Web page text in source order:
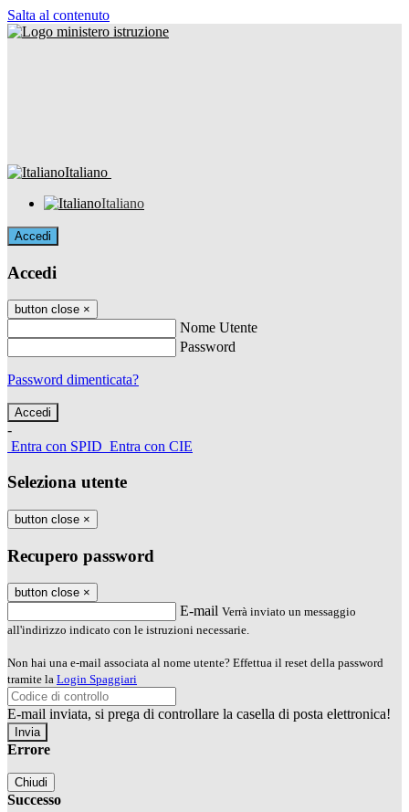
Salta al contenuto
Italiano
Italiano
Accedi
Accedi
button close ×
Nome Utente
Password
Password dimenticata?
-
Entra con SPID Entra con CIE
Seleziona utente
button close ×
Recupero password
button close ×
E-mail Verrà inviato un messaggio
all'indirizzo indicato con le istruzioni necessarie.
Non hai una e-mail associata al nome utente? Effettua il reset della password
tramite la Login Spaggiari
E-mail inviata, si prega di controllare la casella di posta elettronica!
Errore
Chiudi
Successo